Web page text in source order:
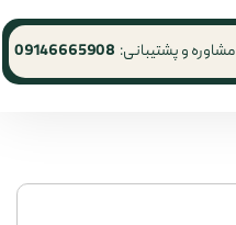
مشاوره و پشتیبانی: 09146665908